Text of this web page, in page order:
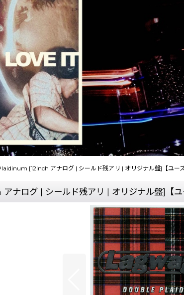
[12inch アナログ | シールド残アリ | オリジナル盤]【ユーズ
ログ | シールド残アリ | オリジナル盤]【ユ